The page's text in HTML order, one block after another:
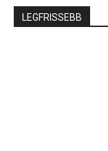
LEGFRISSEBB